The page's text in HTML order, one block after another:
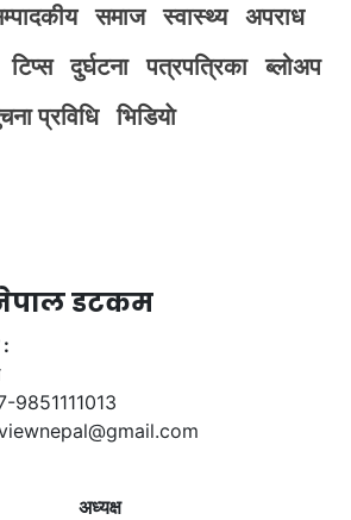
समाज स्वास्थ्य
अपराध
टिप्स दुर्घटना पत्रपत्रिका
ब्लोअप
प्रविधि भिडियाे
डटकम
:
9851111013
अध्यक्ष